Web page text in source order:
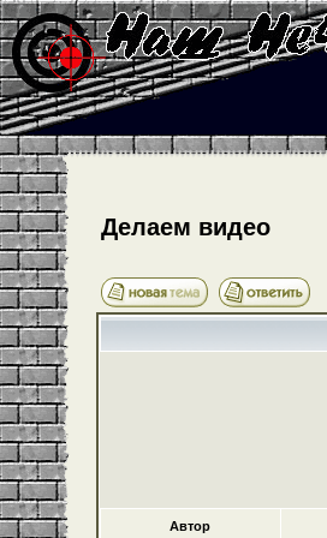
Делаем видео
Автор